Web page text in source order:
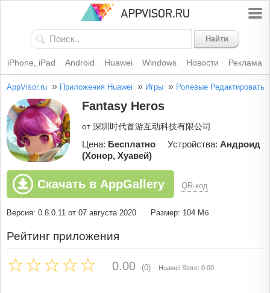
Найти
iPhone, iPad Android Huawei Windows Новости Реклама
AppVisor.ru » Приложения Huawei » Игры » Ролевые Редактировать
Fantasy Heros
от 深圳时代首游互动科技有限公司
Цена: Бесплатно Устройства: Андроид
(Хонор, Хуавей)
Скачать в AppGallery QR-код
Версия: 0.8.0.11 от 07 августа 2020 Размер: 104 Мб
Рейтинг приложения
0.00 (0) Huawei Store: 0.00